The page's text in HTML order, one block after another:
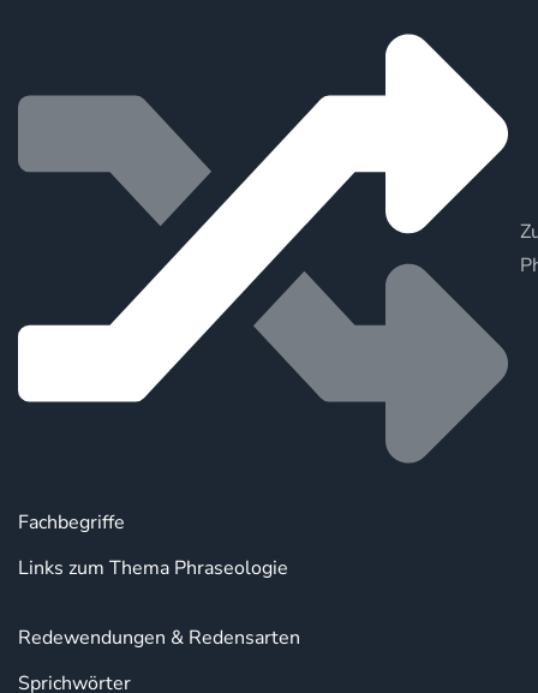
Fachbegriffe
Links zum Thema Phraseologie
Redewendungen & Redensarten
Sprichwörter